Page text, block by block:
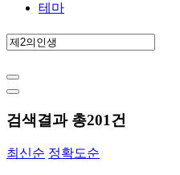
테마
검색결과 총201건
최신순 정확도순